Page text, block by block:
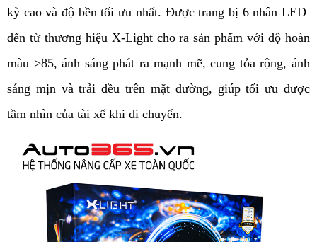
kỳ cao và độ bền tối ưu nhất. Được trang bị 6 nhân LED
đến từ thương hiệu X-Light cho ra sản phẩm với độ hoàn
màu >85, ánh sáng phát ra mạnh mẽ, cung tỏa rộng, ánh
sáng mịn và trải đều trên mặt đường, giúp tối ưu được
tầm nhìn của tài xế khi di chuyển.